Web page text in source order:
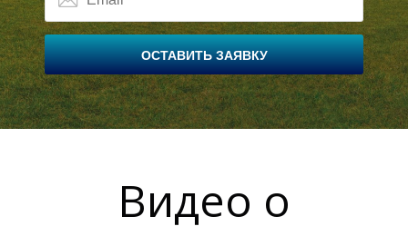
ОСТАВИТЬ ЗАЯВКУ
Видео о